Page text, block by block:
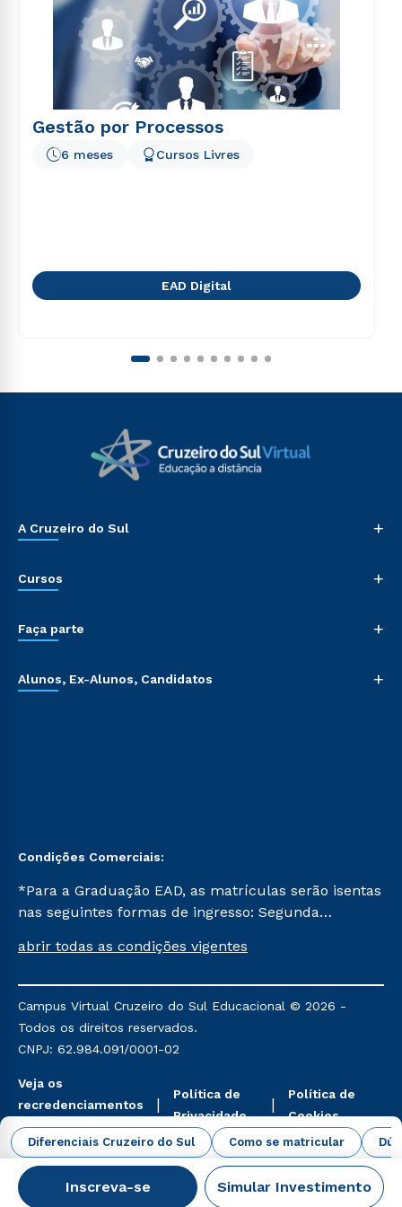
Diferenciais Cruzeiro do Sul Como se matricular
Inscreva-se Simular Investimento
Gestão por Processos
6 meses Cursos Livres
EAD Digital
A Cruzeiro do Sul +
Cursos +
Faça parte +
Alunos, Ex-Alunos, Candidatos +
Condições Comerciais:
*Para a Graduação EAD, as matrículas serão isentas
nas seguintes formas de ingresso: Segunda
Já para as demais, a taxa de matrícula será de R$
mencionadas são referentes aos cursos: Ensino
Religioso, Geografia para a Docência e Metodologia
do Ensino de História: Questões Atuais.
abrir todas as condições vigentes
Campus Virtual Cruzeiro do Sul Educacional © 2026 -
Todos os direitos reservados.
CNPJ: 62.984.091/0001-02
Veja os
recredenciamentos
aqui
Política de
Privacidade
Política de
Cookies